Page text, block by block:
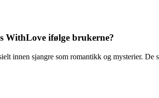
WithLove ifølge brukerne?
innen sjangre som romantikk og mysterier.